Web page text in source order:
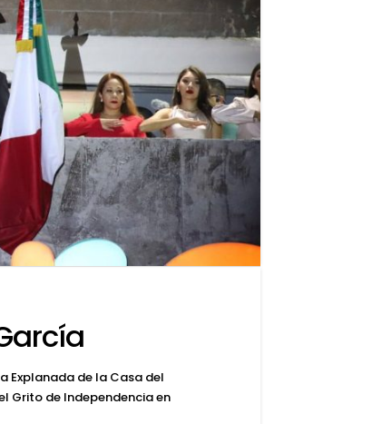
Explanada de la Casa del
Grito de Independencia en